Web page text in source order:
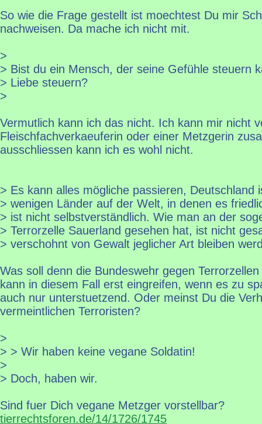
So wie die Frage gestellt ist moechtest Du mir
nachweisen. Da mache ich nicht mit.
>
> Bist du ein Mensch, der seine Gefühle steuern
> Liebe steuern?
>
Vermutlich kann ich das nicht. Ich kann mir nicht
Fleischfachverkaeuferin oder einer Metzgerin
ausschliessen kann ich es wohl nicht.
> Es kann alles mögliche passieren, Deutschland
> wenigen Länder auf der Welt, in denen es
> ist nicht selbstverständlich. Wie man an der
> Terrorzelle Sauerland gesehen hat, ist nicht
> verschohnt von Gewalt jeglicher Art bleiben
Was soll denn die Bundeswehr gegen
kann in diesem Fall erst eingreifen, wenn es zu
auch nur unterstuetzend. Oder meinst Du die
vermeintlichen Terroristen?
>
> > Wir haben keine vegane Soldatin!
>
> Doch, haben wir.
Sind fuer Dich vegane Metzger vorstellbar?
tierrechtsforen.de/14/1726/1745